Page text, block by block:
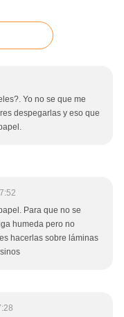
Yo no se que me
despegarlas y eso que
Para que no se
humeda pero no
hacerlas sobre láminas